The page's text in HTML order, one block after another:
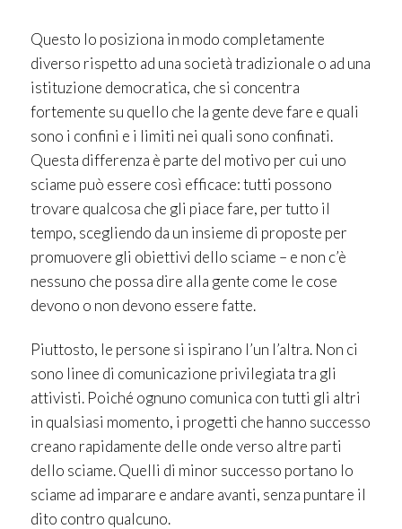
Questo lo posiziona in modo completamente
diverso rispetto ad una società tradizionale o ad una
istituzione democratica, che si concentra
fortemente su quello che la gente deve fare e quali
sono i confini e i limiti nei quali sono confinati.
Questa differenza è parte del motivo per cui uno
sciame può essere così efficace: tutti possono
trovare qualcosa che gli piace fare, per tutto il
tempo, scegliendo da un insieme di proposte per
promuovere gli obiettivi dello sciame – e non c’è
nessuno che possa dire alla gente come le cose
devono o non devono essere fatte.
Piuttosto, le persone si ispirano l’un l’altra. Non ci
sono linee di comunicazione privilegiata tra gli
attivisti. Poiché ognuno comunica con tutti gli altri
in qualsiasi momento, i progetti che hanno successo
creano rapidamente delle onde verso altre parti
dello sciame. Quelli di minor successo portano lo
sciame ad imparare e andare avanti, senza puntare il
dito contro qualcuno.